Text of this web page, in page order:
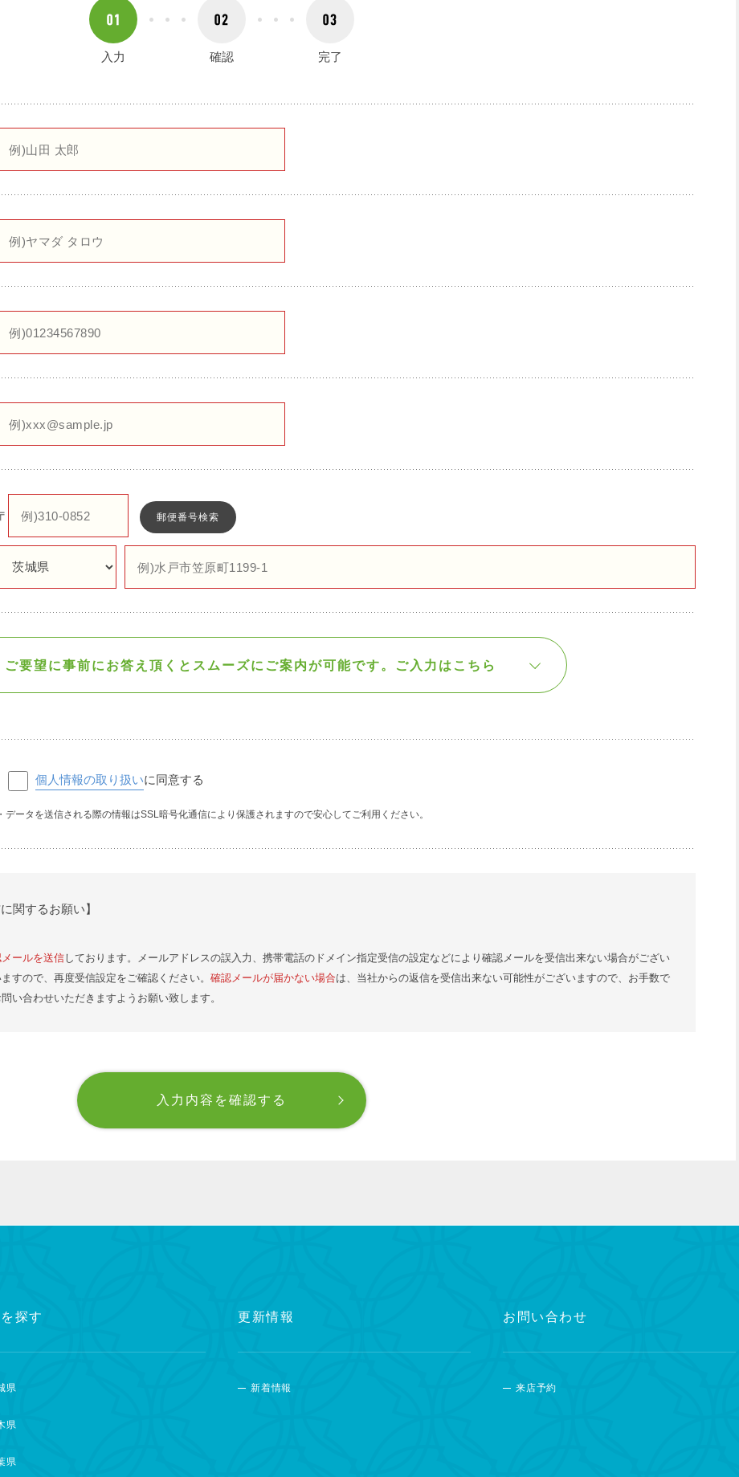
入力 確認 完了
郵便番号検索
ご要望に事前にお答え頂くと スムーズにご案内が可能です。 ご入力はこちら
個人情報の取り扱いに同意する
・データを送信される際の情報はSSL暗号化通信により保護されますので安心してご利用ください。
関するお願い】
ールを送信しております。メールアドレスの誤入力、携帯電話のドメイン指定受信の設定などにより確認メールを受信出来ない場合がござい
すので、再度受信設定をご確認ください。 確認メールが届かない場合は、当社からの返信を受信出来ない可能性がございますので、お手数で
い合わせいただきますようお願い致します。
探す
県
県
県
更新情報
新着情報
お問い合わせ
来店予約